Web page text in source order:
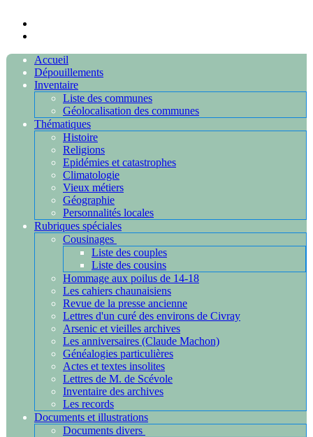
Accueil
Dépouillements
Inventaire
Liste des communes
Géolocalisation des communes
Thématiques
Histoire
Religions
Epidémies et catastrophes
Climatologie
Vieux métiers
Géographie
Personnalités locales
Rubriques spéciales
Cousinages
Liste des couples
Liste des cousins
Hommage aux poilus de 14-18
Les cahiers chaunaisiens
Revue de la presse ancienne
Lettres d'un curé des environs de Civray
Arsenic et vieilles archives
Les anniversaires (Claude Machon)
Généalogies particulières
Actes et textes insolites
Lettres de M. de Scévole
Inventaire des archives
Les records
Documents et illustrations
Documents divers